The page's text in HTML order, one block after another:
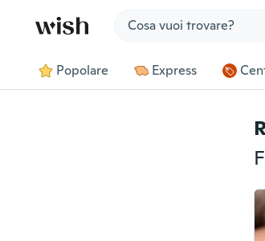
Popolare Express